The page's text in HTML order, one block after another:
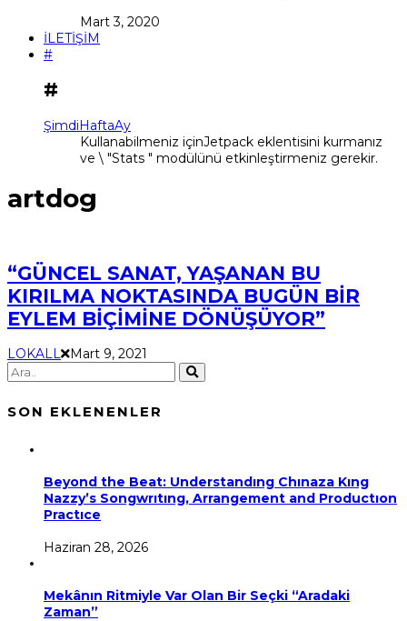
Mart 3, 2020
İLETİŞİM
#
#
ŞimdiHaftaAy
Kullanabilmeniz içinJetpack eklentisini kurmanız
ve \ "Stats " modülünü etkinleştirmeniz gerekir.
artdog
“GÜNCEL SANAT, YAŞANAN BU
KIRILMA NOKTASINDA BUGÜN BİR
EYLEM BİÇİMİNE DÖNÜŞÜYOR”
LOKALL Mart 9, 2021
SON EKLENENLER
Beyond the Beat: Understandıng Chınaza Kıng
Nazzy’s Songwrıtıng, Arrangement and Productıon
Practıce
Haziran 28, 2026
Mekânın Ritmiyle Var Olan Bir Seçki “Aradaki
Zaman”